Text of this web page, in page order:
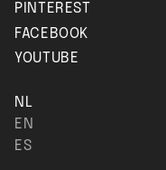
PINTEREST
FACEBOOK
YOUTUBE
NL
EN
ES